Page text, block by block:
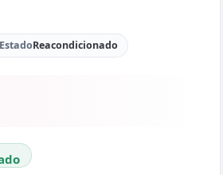
EstadoReacondicionado